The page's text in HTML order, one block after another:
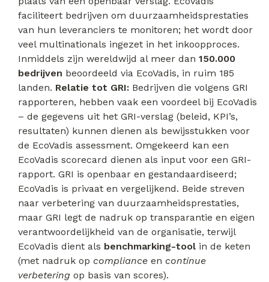
faciliteert bedrijven om duurzaamheidsprestaties
van hun leveranciers te monitoren; het wordt door
veel multinationals ingezet in het inkoopproces.
Inmiddels zijn wereldwijd al meer dan 150.000
bedrijven beoordeeld via EcoVadis, in ruim 185
landen. Relatie tot GRI: Bedrijven die volgens GRI
rapporteren, hebben vaak een voordeel bij EcoVadis
– de gegevens uit het GRI-verslag (beleid, KPI’s,
resultaten) kunnen dienen als bewijsstukken voor
de EcoVadis assessment. Omgekeerd kan een
EcoVadis scorecard dienen als input voor een GRI-
rapport. GRI is openbaar en gestandaardiseerd;
EcoVadis is privaat en vergelijkend. Beide streven
naar verbetering van duurzaamheidsprestaties,
maar GRI legt de nadruk op transparantie en eigen
verantwoordelijkheid van de organisatie, terwijl
EcoVadis dient als benchmarking-tool in de keten
(met nadruk op compliance en continue
verbetering op basis van scores).